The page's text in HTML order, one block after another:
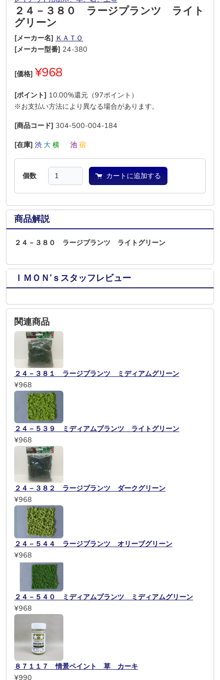
２４－３８０ ラージプランツ ライト
グリーン
[メーカー名] ＫＡＴＯ
[メーカー型番] 24-380
[価格] ¥968
[ポイント] 10.00%還元（97ポイント）
※お支払い方法により異なる場合があります。
[商品コード] 304-500-004-184
[在庫] 渋 大 横 池 宿
個数 カートに追加する
商品解説
２４－３８０ ラージプランツ ライトグリーン
ＩＭＯＮ’ｓスタッフレビュー
関連商品
２４－３８１ ラージプランツ ミディアムグリーン
¥968
２４－５３９ ミディアムプランツ ライトグリーン
¥968
２４－３８２ ラージプランツ ダークグリーン
¥968
２４－５４４ ラージプランツ オリーブグリーン
¥968
２４－５４０ ミディアムプランツ ミディアムグリーン
¥968
８７１１７ 情景ペイント 草 カーキ
¥990